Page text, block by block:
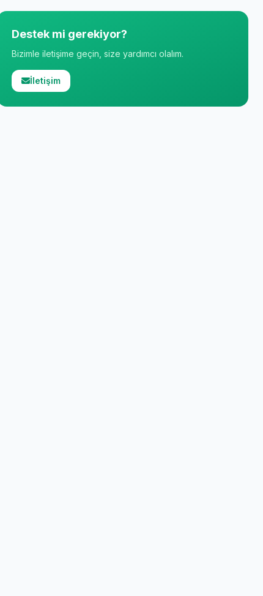
Destek mi gerekiyor?
Bizimle iletişime geçin, size yardımcı olalım.
İletişim